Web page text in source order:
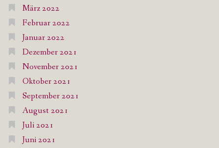
März 2022
Februar 2022
Januar 2022
Dezember 2021
November 2021
Oktober 2021
September 2021
August 2021
Juli 2021
Juni 2021